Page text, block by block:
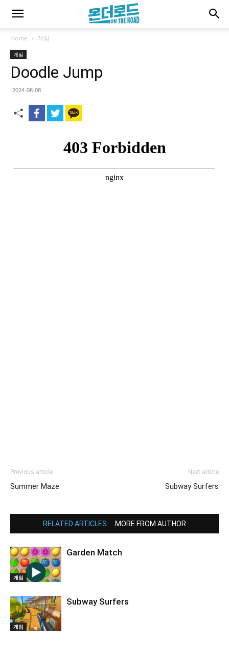
Home 게임
게임
Doodle Jump
2024-08-08
Previous article
Summer Maze
Next article
Subway Surfers
RELATED ARTICLES MORE FROM AUTHOR
게임
Garden Match
게임
Subway Surfers